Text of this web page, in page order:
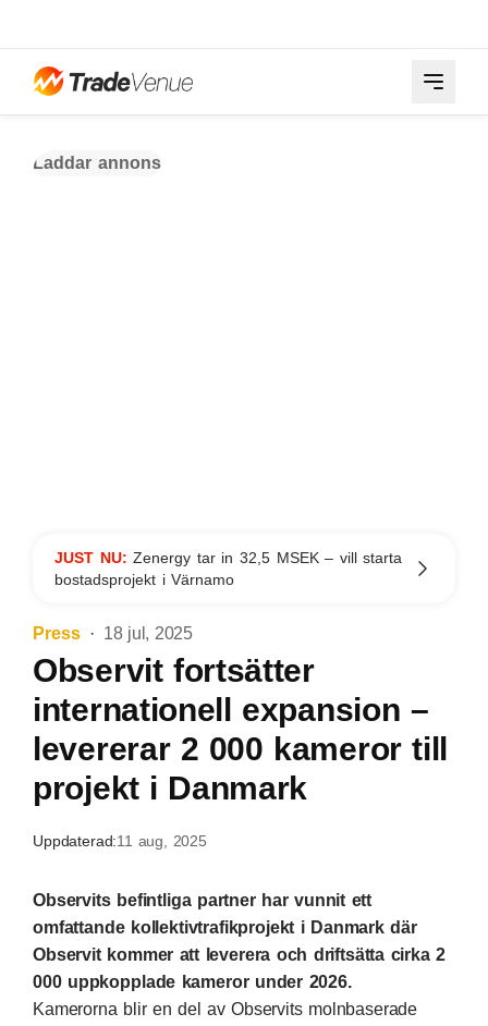
Laddar annons
JUST NU:Zenergy tar in 32,5 MSEK – vill starta
bostadsprojekt i Värnamo
Press 18 jul, 2025
Observit fortsätter
internationell expansion –
levererar 2 000 kameror till
projekt i Danmark
Uppdaterad:11 aug, 2025
Observits befintliga partner har vunnit ett
omfattande kollektivtrafikprojekt i Danmark där
Observit kommer att leverera och driftsätta cirka 2
000 uppkopplade kameror under 2026.
Kamerorna blir en del av Observits molnbaserade